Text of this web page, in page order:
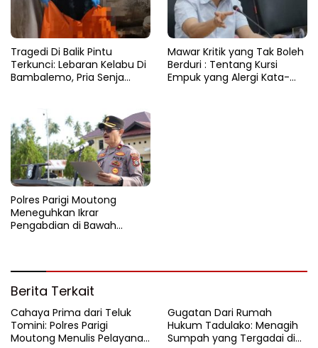
Tragedi Di Balik Pintu
Terkunci: Lebaran Kelabu Di
Bambalemo, Pria Senja
Mawar Kritik yang Tak Boleh
Berduri : Tentang Kursi
Empuk yang Alergi Kata-
Polres Parigi Moutong
Meneguhkan Ikrar
Pengabdian di Bawah
Berita Terkait
Cahaya Prima dari Teluk
Tomini: Polres Parigi
Moutong Menulis Pelayanan
Gugatan Dari Rumah
Hukum Tadulako: Menagih
Sumpah yang Tergadai di